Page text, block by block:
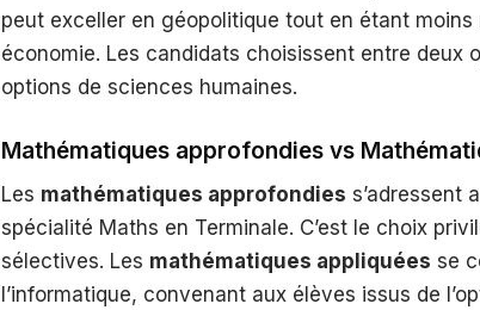
peut exceller en géopolitique tout en étant
économie. Les candidats choisissent entre deux
options de sciences humaines.
Mathématiques approfondies vs
Les mathématiques approfondies s’adressent
spécialité Maths en Terminale. C’est le choix
sélectives. Les mathématiques appliquées se
l’informatique, convenant aux élèves issus de